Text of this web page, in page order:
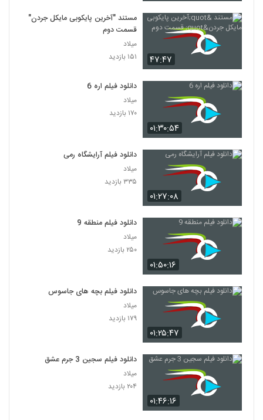
۴۷:۴۷
مستند "آخرین پایکوبی مایکل جردن"
قسمت دوم
میلاد
۱۵۱ بازدید
۰۱:۳۰:۵۴
دانلود فیلم اره 6
میلاد
۱۷۰ بازدید
۰۱:۲۷:۰۸
دانلود فیلم آرایشگاه رمی
میلاد
۳۳۵ بازدید
۰۱:۵۰:۱۶
دانلود فیلم منطقه 9
میلاد
۲۵۰ بازدید
۰۱:۲۵:۴۷
دانلود فیلم بچه های جاسوس
میلاد
۱۷۹ بازدید
۰۱:۴۶:۱۶
دانلود فیلم سجین 3 جرم عشق
میلاد
۲۰۴ بازدید